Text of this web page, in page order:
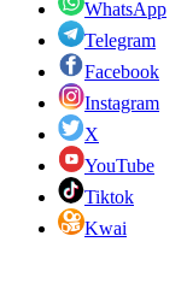
WhatsApp
Telegram
Facebook
Instagram
X
YouTube
Tiktok
Kwai